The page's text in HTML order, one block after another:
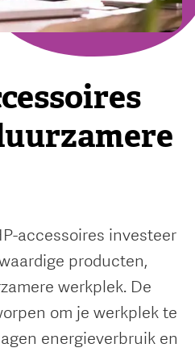
accessoires investeer
producten,
werkplek. De
om je werkplek te
energieverbruik en